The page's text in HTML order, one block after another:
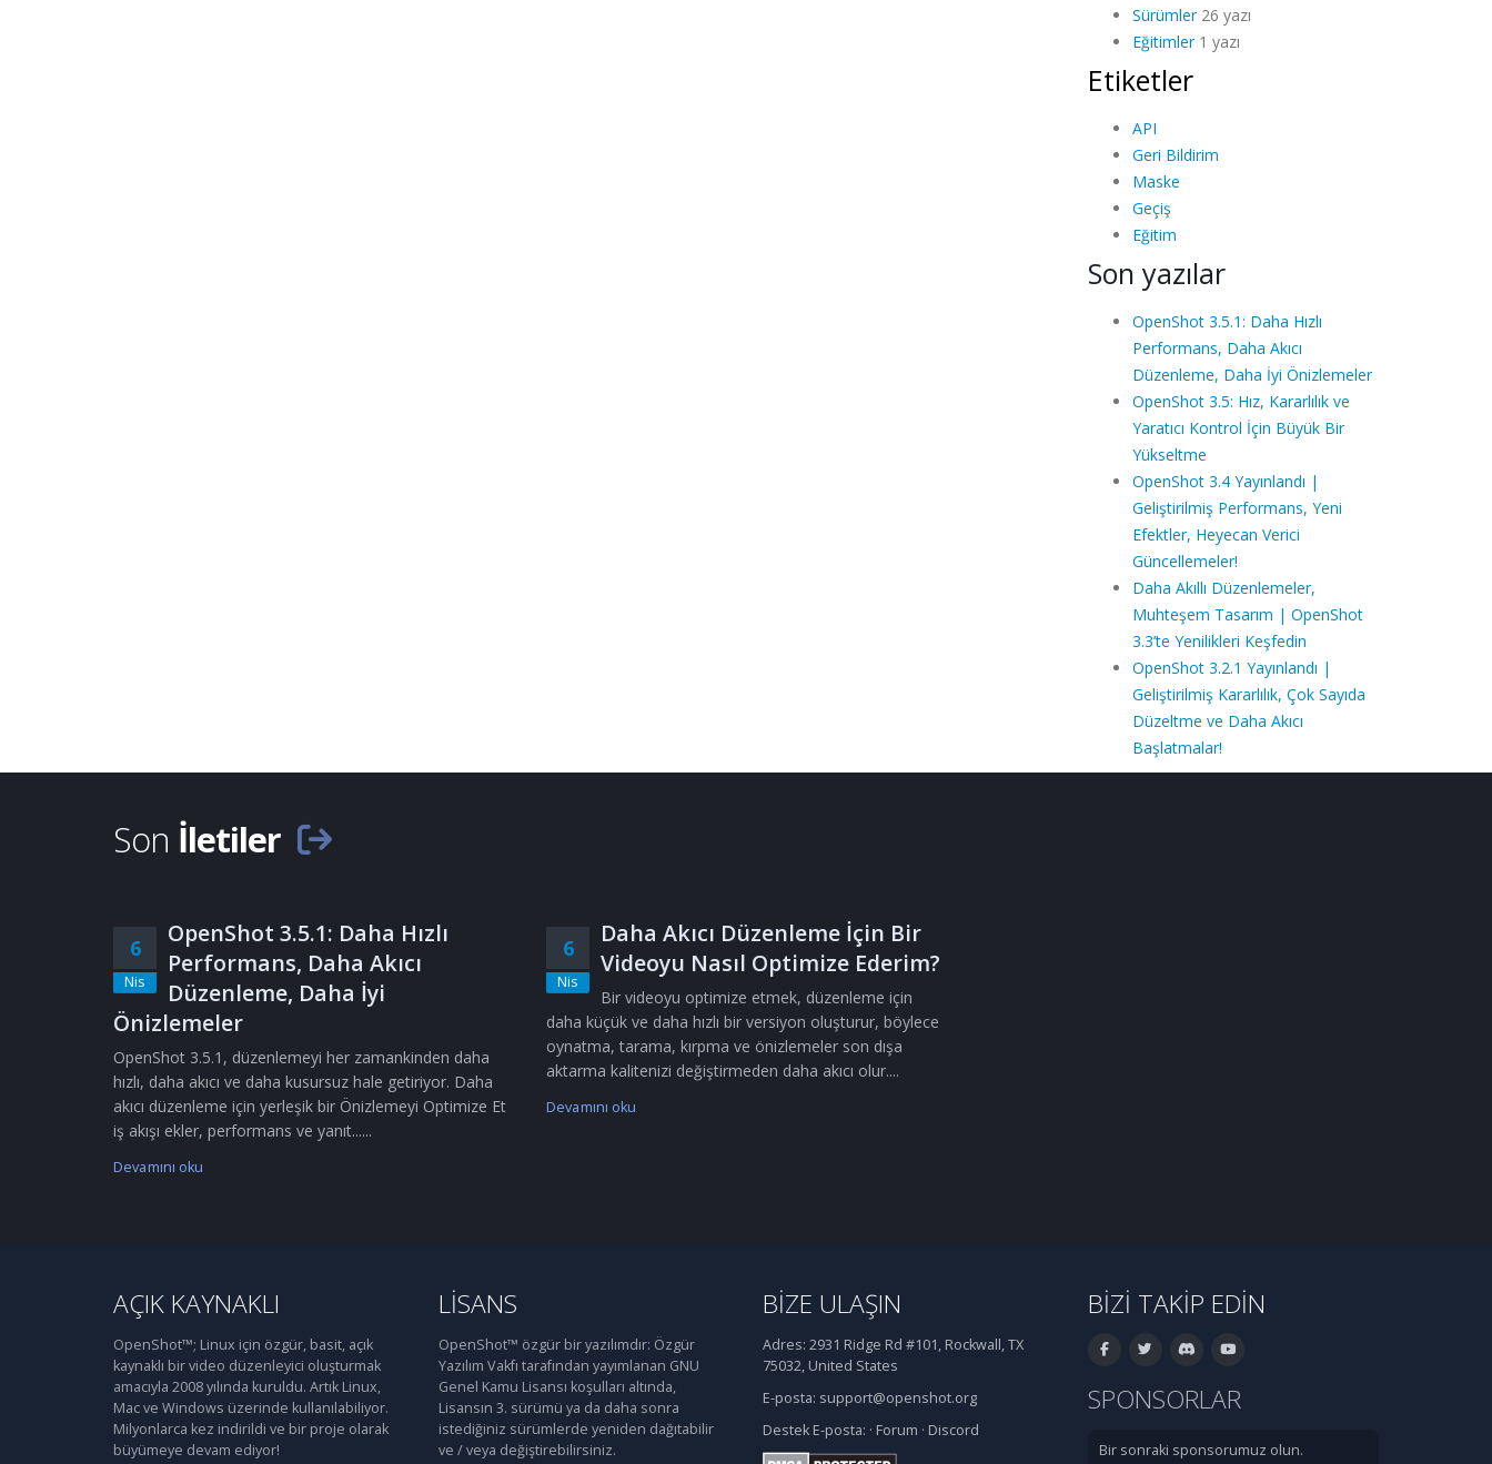
Sürümler26 yazı
Eğitimler1 yazı
Etiketler
API
Geri Bildirim
Maske
Geçiş
Eğitim
Son yazılar
OpenShot 3.5.1: Daha Hızlı
Performans, Daha Akıcı
Düzenleme, Daha İyi Önizlemeler
OpenShot 3.5: Hız, Kararlılık ve
Yaratıcı Kontrol İçin Büyük Bir
Yükseltme
OpenShot 3.4 Yayınlandı |
Geliştirilmiş Performans, Yeni
Efektler, Heyecan Verici
Güncellemeler!
Daha Akıllı Düzenlemeler,
Muhteşem Tasarım | OpenShot
3.3’te Yenilikleri Keşfedin
OpenShot 3.2.1 Yayınlandı |
Geliştirilmiş Kararlılık, Çok Sayıda
Düzeltme ve Daha Akıcı
Başlatmalar!
Son İletiler
6
Nis
OpenShot 3.5.1: Daha Hızlı
Performans, Daha Akıcı
Düzenleme, Daha İyi
Önizlemeler
OpenShot 3.5.1, düzenlemeyi her zamankinden daha
hızlı, daha akıcı ve daha kusursuz hale getiriyor. Daha
akıcı düzenleme için yerleşik bir Önizlemeyi Optimize Et
iş akışı ekler, performans ve yanıt......
Devamını oku
6
Nis
Daha Akıcı Düzenleme İçin Bir
Videoyu Nasıl Optimize Ederim?
Bir videoyu optimize etmek, düzenleme için
daha küçük ve daha hızlı bir versiyon oluşturur, böylece
oynatma, tarama, kırpma ve önizlemeler son dışa
aktarma kalitenizi değiştirmeden daha akıcı olur....
Devamını oku
AÇIK KAYNAKLI
OpenShot™; Linux için özgür, basit, açık
kaynaklı bir video düzenleyici oluşturmak
amacıyla 2008 yılında kuruldu. Artık Linux,
Mac ve Windows üzerinde kullanılabiliyor.
Milyonlarca kez indirildi ve bir proje olarak
büyümeye devam ediyor!
LISANS
OpenShot™ özgür bir yazılımdır: Özgür
Yazılım Vakfı tarafından yayımlanan GNU
Genel Kamu Lisansı koşulları altında,
Lisansın 3. sürümü ya da daha sonra
istediğiniz sürümlerde yeniden dağıtabilir
ve / veya değiştirebilirsiniz.
BIZE ULAŞIN
Adres: 2931 Ridge Rd #101, Rockwall, TX
75032, United States
E-posta: support@openshot.org
Destek E-posta: · Forum · Discord
BIZI TAKIP EDIN
SPONSORLAR
Bir sonraki sponsorumuz olun.